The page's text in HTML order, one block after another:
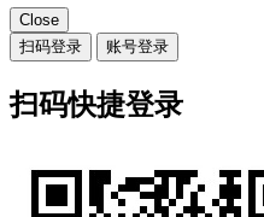
Close
扫码登录
账号登录
扫码快捷登录